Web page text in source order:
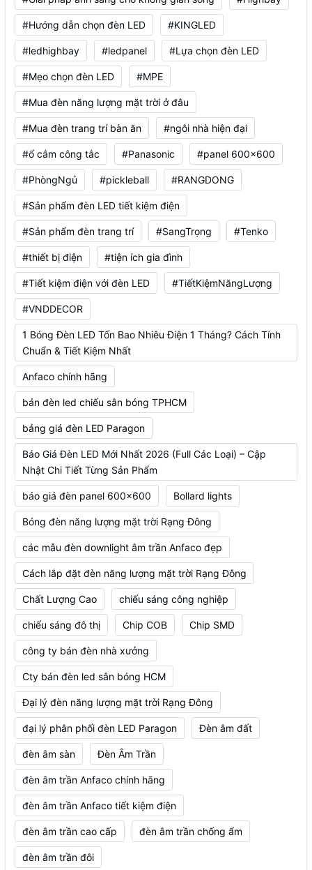
#Hướng dẫn chọn đèn LED #KINGLED
#ledhighbay #ledpanel #Lựa chọn đèn LED
#Mẹo chọn đèn LED #MPE
#Mua đèn năng lượng mặt trời ở đâu
#Mua đèn trang trí bàn ăn #ngôi nhà hiện đại
#ổ cắm công tắc #Panasonic #panel 600x600
#PhòngNgủ #pickleball #RANGDONG
#Sản phẩm đèn LED tiết kiệm điện
#Sản phẩm đèn trang trí #SangTrọng #Tenko
#thiết bị điện #tiện ích gia đình
#Tiết kiệm điện với đèn LED #TiếtKiệmNăngLượng
#VNDDECOR
1 Bóng Đèn LED Tốn Bao Nhiêu Điện 1 Tháng? Cách Tính
Chuẩn & Tiết Kiệm Nhất
Anfaco chính hãng
bán đèn led chiếu sân bóng TPHCM
bảng giá đèn LED Paragon
Báo Giá Đèn LED Mới Nhất 2026 (Full Các Loại) – Cập
Nhật Chi Tiết Từng Sản Phẩm
báo giá đèn panel 600x600 Bollard lights
Bóng đèn năng lượng mặt trời Rạng Đông
các mẫu đèn downlight âm trần Anfaco đẹp
Cách lắp đặt đèn năng lượng mặt trời Rạng Đông
Chất Lượng Cao chiếu sáng công nghiệp
chiếu sáng đô thị Chip COB Chip SMD
công ty bán đèn nhà xưởng
Cty bán đèn led sân bóng HCM
Đại lý đèn năng lượng mặt trời Rạng Đông
đại lý phân phối đèn LED Paragon Đèn âm đất
đèn âm sàn Đèn Âm Trần
đèn âm trần Anfaco chính hãng
đèn âm trần Anfaco tiết kiệm điện
đèn âm trần cao cấp đèn âm trần chống ẩm
đèn âm trần đôi